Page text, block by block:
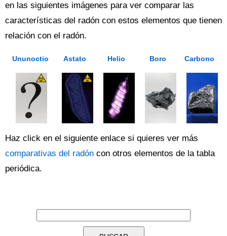
en las siguientes imágenes para ver comparar las
características del radón con estos elementos que tienen
relación con el radón.
Ununoctio Astato Helio Boro Carbono
Haz click en el siguiente enlace si quieres ver más
comparativas del radón con otros elementos de la tabla
periódica.